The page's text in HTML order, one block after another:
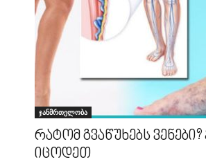
ჯანმრთელობა
რატომ გვაწუხებს ვენები?
იცოდეთ